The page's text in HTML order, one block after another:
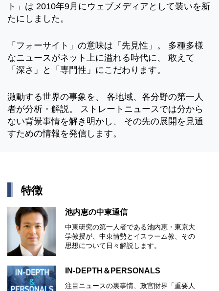
ト」は 2010年9月にウェブメディアとして装いを新
たにしました。
「フォーサイト」の意味は「先見性」。 多種多様
なニュースがネット上に溢れる時代に、 敢えて
「深さ」と「専門性」にこだわります。
激動する世界の事象を、 各地域、各分野の第一人
者が分析・解説。 ストレートニュースでは分から
ない背景事情を解き明かし、 その先の展開を見通
すための情報を発信します。
特徴
池内恵の中東通信
中東研究の第⼀⼈者である池内恵・東京⼤
学教授が、中東情勢とイスラーム教、その
思想について⽇々解説します。
IN-DEPTH＆PERSONALS
注目ニュースの裏事情、政官財界「重要人